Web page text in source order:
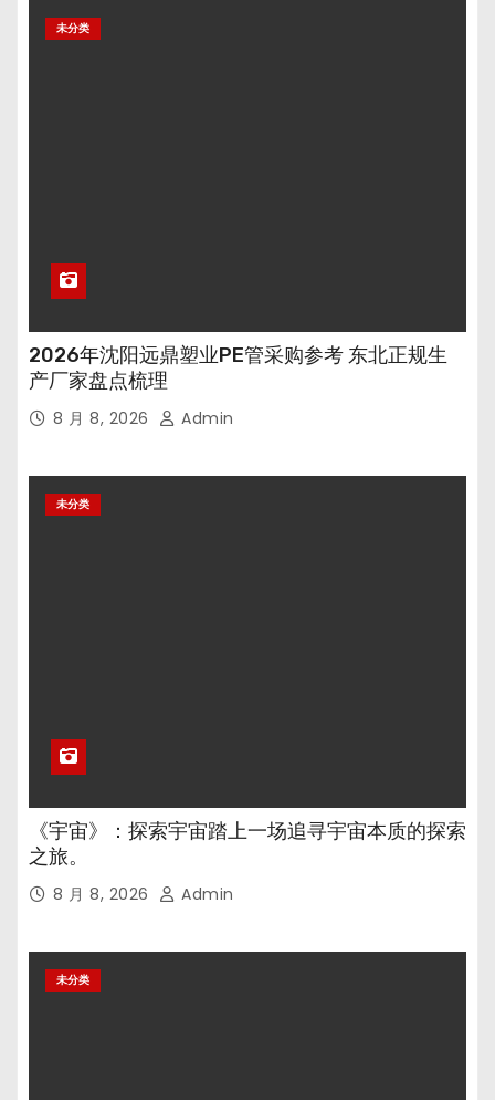
未分类
2026年沈阳远鼎塑业PE管采购参考 东北正规生
产厂家盘点梳理
8 月 8, 2026 Admin
未分类
《宇宙》：探索宇宙踏上一场追寻宇宙本质的探索
之旅。
8 月 8, 2026 Admin
未分类